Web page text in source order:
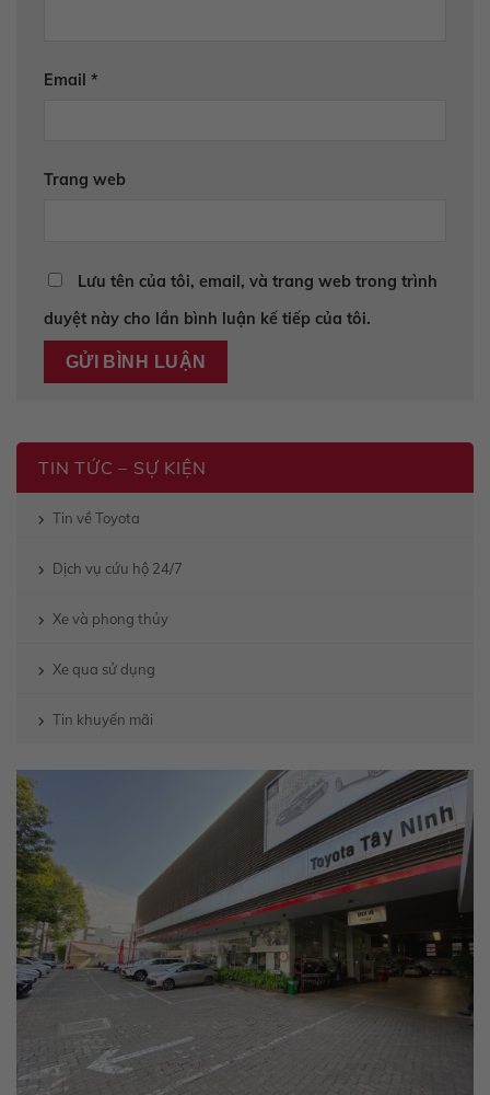
TIN TỨC – SỰ KIỆN
Tin về Toyota
Dịch vụ cứu hộ 24/7
Xe và phong thủy
Xe qua sử dụng
Tin khuyến mãi
Email *
Trang web
Lưu tên của tôi, email, và trang web trong trình
duyệt này cho lần bình luận kế tiếp của tôi.